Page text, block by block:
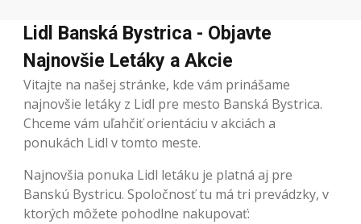
Lidl Banská Bystrica - Objavte
Najnovšie Letáky a Akcie
Vitajte na našej stránke, kde vám prinášame
najnovšie letáky z Lidl pre mesto Banská Bystrica.
Chceme vám uľahčiť orientáciu v akciách a
ponukách Lidl v tomto meste.
Najnovšia ponuka Lidl letáku je platná aj pre
Banskú Bystricu. Spoločnosť tu má tri prevádzky, v
ktorých môžete pohodlne nakupovať: